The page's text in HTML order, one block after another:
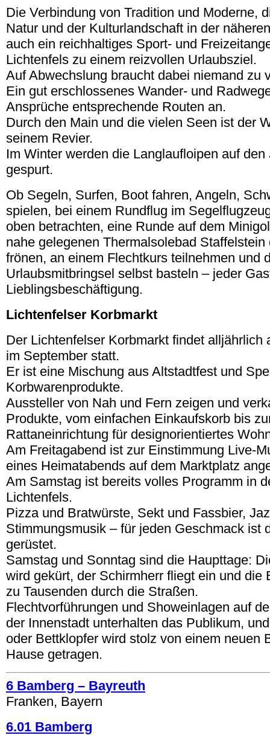
Die Verbindung von Tradition und Moderne,
Natur und der Kulturlandschaft in der
auch ein reichhaltiges Sport- und
Lichtenfels zu einem reizvollen Urlaubsziel.
Auf Abwechslung braucht dabei niemand zu
Ein gut erschlossenes Wander- und
Ansprüche entsprechende Routen an.
Durch den Main und die vielen Seen ist der
seinem Revier.
Im Winter werden die Langlaufloipen auf
gespurt.
Ob Segeln, Surfen, Boot fahren, Angeln,
spielen, bei einem Rundflug im
oben betrachten, eine Runde auf dem
nahe gelegenen Thermalsolebad Staffelstein
frönen, an einem Flechtkurs teilnehmen und
Urlaubsmitbringsel selbst basteln – jeder
Lieblingsbeschäftigung.
Lichtenfelser Korbmarkt
Der Lichtenfelser Korbmarkt findet alljährlich
im September statt.
Er ist eine Mischung aus Altstadtfest und
Korbwarenprodukte.
Aussteller von Nah und Fern zeigen und
Produkte, vom einfachen Einkaufskorb bis
Rattaneinrichtung für designorientiertes
Am Freitagabend ist zur Einstimmung Live-
eines Heimatabends auf dem Marktplatz
Am Samstag ist bereits volles Programm in
Lichtenfels.
Pizza und Bratwürste, Sekt und Fassbier,
Stimmungsmusik – für jeden Geschmack ist
gerüstet.
Samstag und Sonntag sind die Haupttage:
wird gekürt, der Schirmherr fliegt ein und die
zu Tausenden durch die Straßen.
Flechtvorführungen und Showeinlagen auf
der Innenstadt unterhalten das Publikum,
oder Bettklopfer wird stolz von einem neuen
Hause getragen.
6 Bamberg – Bayreuth
Franken, Bayern
6.01 Bamberg